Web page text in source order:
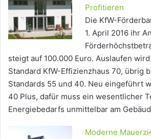
Profitieren
Die KfW-
1. April 2016 ihr
steigt auf 100.000 Euro. Auslaufen
Standard KfW-Effizienzhaus 70, übrig
Standards 55 und 40. Neu eingeführt
40 Plus, dafür muss ein wesentlicher
Energiebedarfs unmittelbar am
Moderne